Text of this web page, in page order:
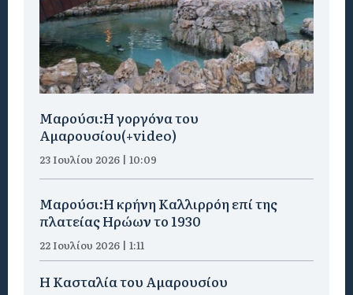
Μαρούσι:H γοργόνα του
Αμαρουσίου(+video)
23 Ιουλίου 2026 | 10:09
Μαρούσι:Η κρήνη Καλλιρρόη επί της
πλατείας Ηρώων το 1930
22 Ιουλίου 2026 | 1:11
Η Κασταλία του Αμαρουσίου